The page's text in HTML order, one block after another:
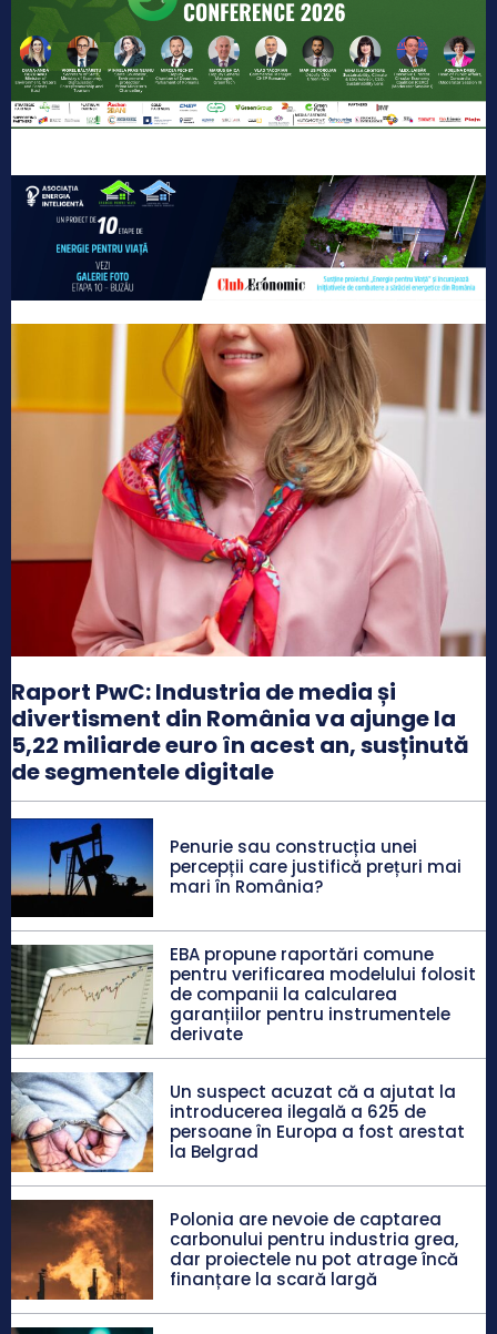
Raport PwC: Industria de media și
divertisment din România va ajunge la
5,22 miliarde euro în acest an, susținută
de segmentele digitale
Penurie sau construcția unei
percepții care justifică prețuri mai
mari în România?
EBA propune raportări comune
pentru verificarea modelului folosit
de companii la calcularea
garanțiilor pentru instrumentele
derivate
Un suspect acuzat că a ajutat la
introducerea ilegală a 625 de
persoane în Europa a fost arestat
la Belgrad
Polonia are nevoie de captarea
carbonului pentru industria grea,
dar proiectele nu pot atrage încă
finanțare la scară largă